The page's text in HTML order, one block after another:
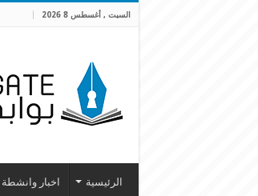
السبت , أغسطس 8 2026
الرئيسية اخبار وانشطة